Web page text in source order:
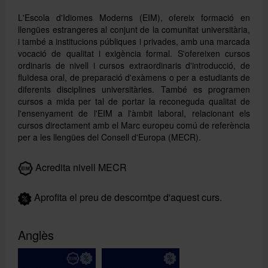
L'Escola d'Idiomes Moderns (EIM), ofereix formació en
llengües estrangeres al conjunt de la comunitat universitària,
i també a institucions públiques i privades, amb una marcada
vocació de qualitat i exigència formal. S'ofereixen cursos
ordinaris de nivell i cursos extraordinaris d'introducció, de
fluïdesa oral, de preparació d'exàmens o per a estudiants de
diferents disciplines universitàries. També es programen
cursos a mida per tal de portar la reconeguda qualitat de
l'ensenyament de l'EIM a l'àmbit laboral, relacionant els
cursos directament amb el Marc europeu comú de referència
per a les llengües del Consell d'Europa (MECR).
Acredita nivell MECR
Aprofita el preu de descomtpe d'aquest curs.
Anglès